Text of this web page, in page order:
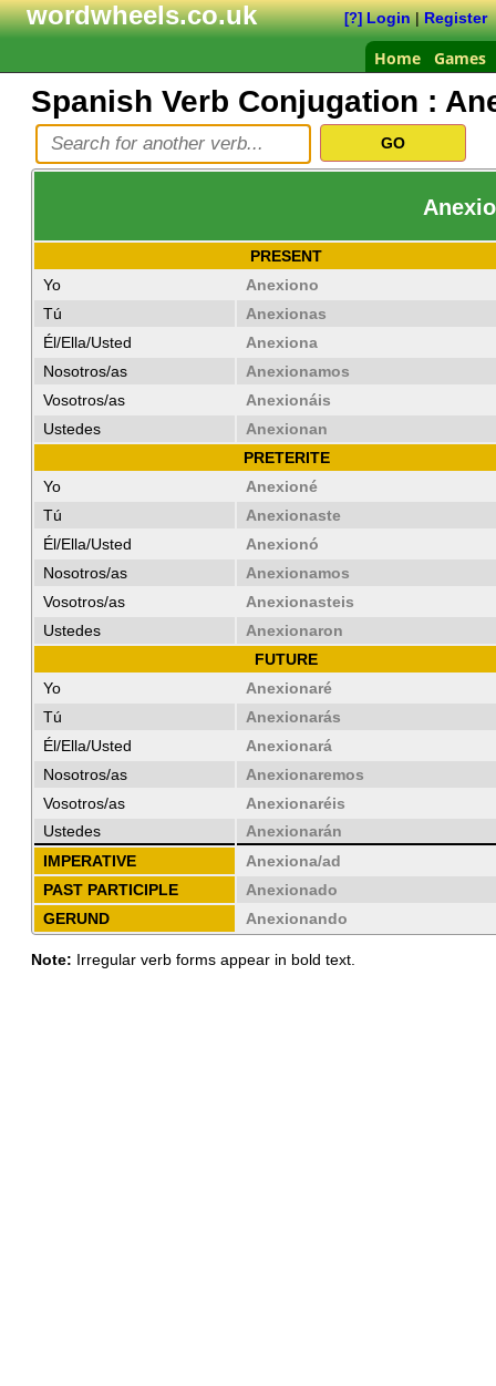
wordwheels.co.uk [?] Login|Register
Home Games
Spanish Verb Conjugation :
PRESENT
Yo
Anexiono
Tú
Anexionas
Él/Ella/Usted
Anexiona
Nosotros/as
Anexionamos
Vosotros/as
Anexionáis
Ustedes
Anexionan
PRETERITE
Yo
Anexioné
Tú
Anexionaste
Él/Ella/Usted
Anexionó
Nosotros/as
Anexionamos
Vosotros/as
Anexionasteis
Ustedes
Anexionaron
FUTURE
Yo
Anexionaré
Tú
Anexionarás
Él/Ella/Usted
Anexionará
Nosotros/as
Anexionaremos
Vosotros/as
Anexionaréis
Ustedes
Anexionarán
IMPERATIVE
Anexiona/ad
PAST PARTICIPLE
Anexionado
GERUND
Anexionando
Note: Irregular verb forms appear in bold text.